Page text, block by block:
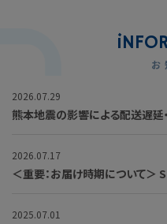
i
お
2026.07.29
熊本地震の影響による配送遅
2026.07.17
＜重要：お届け時期について＞
2025.07.01